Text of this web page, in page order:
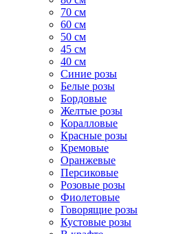
70 см
60 см
50 см
45 см
40 см
Cиние розы
Белые розы
Бордовые
Желтые розы
Коралловые
Красные розы
Кремовые
Оранжевые
Персиковые
Розовые розы
Фиолетовые
Говорящие розы
Кустовые розы